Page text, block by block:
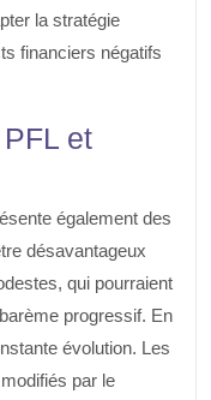
la stratégie
financiers négatifs
et
également des
désavantageux
qui pourraient
progressif. En
évolution. Les
par le